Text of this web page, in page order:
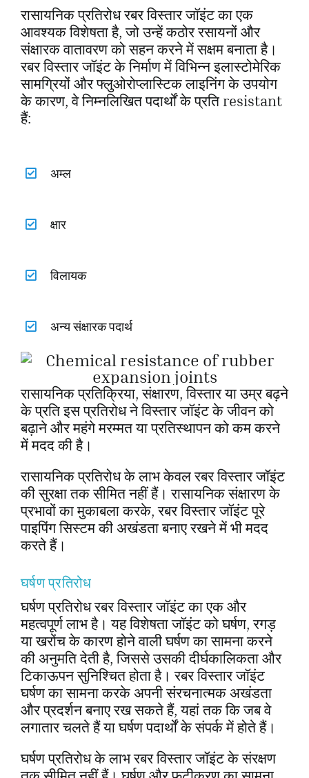
रासायनिक प्रतिरोध रबर विस्तार जॉइंट का एक
आवश्यक विशेषता है, जो उन्हें कठोर रसायनों और
संक्षारक वातावरण को सहन करने में सक्षम बनाता है।
रबर विस्तार जॉइंट के निर्माण में विभिन्न इलास्टोमेरिक
सामग्रियों और फ्लुओरोप्लास्टिक लाइनिंग के उपयोग
के कारण, वे निम्नलिखित पदार्थों के प्रति resistant
हैं:
अम्ल
क्षार
विलायक
अन्य संक्षारक पदार्थ
रासायनिक प्रतिक्रिया, संक्षारण, विस्तार या उम्र बढ़ने
के प्रति इस प्रतिरोध ने विस्तार जॉइंट के जीवन को
बढ़ाने और महंगे मरम्मत या प्रतिस्थापन को कम करने
में मदद की है।
रासायनिक प्रतिरोध के लाभ केवल रबर विस्तार जॉइंट
की सुरक्षा तक सीमित नहीं हैं। रासायनिक संक्षारण के
प्रभावों का मुकाबला करके, रबर विस्तार जॉइंट पूरे
पाइपिंग सिस्टम की अखंडता बनाए रखने में भी मदद
करते हैं।
घर्षण प्रतिरोध
घर्षण प्रतिरोध रबर विस्तार जॉइंट का एक और
महत्वपूर्ण लाभ है। यह विशेषता जॉइंट को घर्षण, रगड़
या खरोंच के कारण होने वाली घर्षण का सामना करने
की अनुमति देती है, जिससे उसकी दीर्घकालिकता और
टिकाऊपन सुनिश्चित होता है। रबर विस्तार जॉइंट
घर्षण का सामना करके अपनी संरचनात्मक अखंडता
और प्रदर्शन बनाए रख सकते हैं, यहां तक कि जब वे
लगातार चलते हैं या घर्षण पदार्थों के संपर्क में होते हैं।
घर्षण प्रतिरोध के लाभ रबर विस्तार जॉइंट के संरक्षण